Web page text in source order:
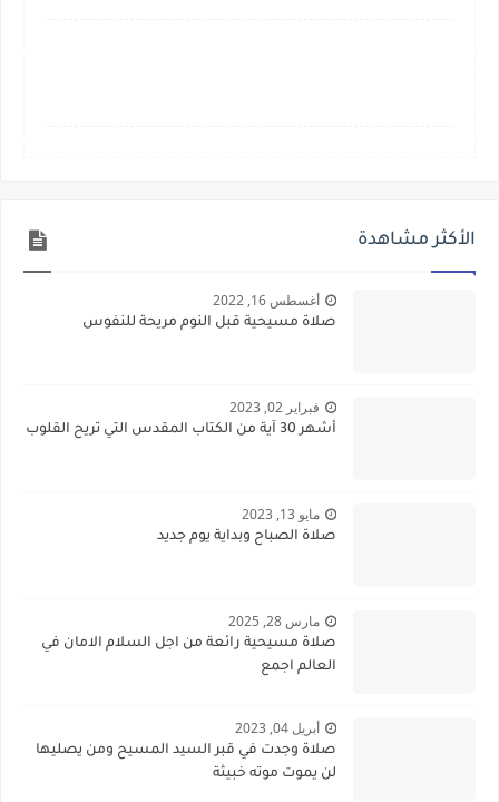
الأكثر مشاهدة
أغسطس 16, 2022
صلاة مسيحية قبل النوم مريحة للنفوس
فبراير 02, 2023
أشهر 30 آية من الكتاب المقدس التي تريح القلوب
مايو 13, 2023
صلاة الصباح وبداية يوم جديد
مارس 28, 2025
صلاة مسيحية رائعة من اجل السلام الامان في
العالم اجمع
أبريل 04, 2023
صلاة وجدت في قبر السيد المسيح ومن يصليها
لن يموت موته خبيثة